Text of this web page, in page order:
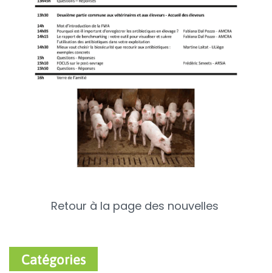
Retour à la page des nouvelles
Catégories